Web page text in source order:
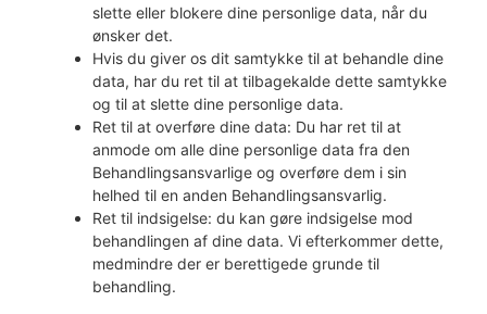
slette eller blokere dine personlige data, når du
ønsker det.
Hvis du giver os dit samtykke til at behandle dine
data, har du ret til at tilbagekalde dette samtykke
og til at slette dine personlige data.
Ret til at overføre dine data: Du har ret til at
anmode om alle dine personlige data fra den
Behandlingsansvarlige og overføre dem i sin
helhed til en anden Behandlingsansvarlig.
Ret til indsigelse: du kan gøre indsigelse mod
behandlingen af ​​dine data. Vi efterkommer dette,
medmindre der er berettigede grunde til
behandling.